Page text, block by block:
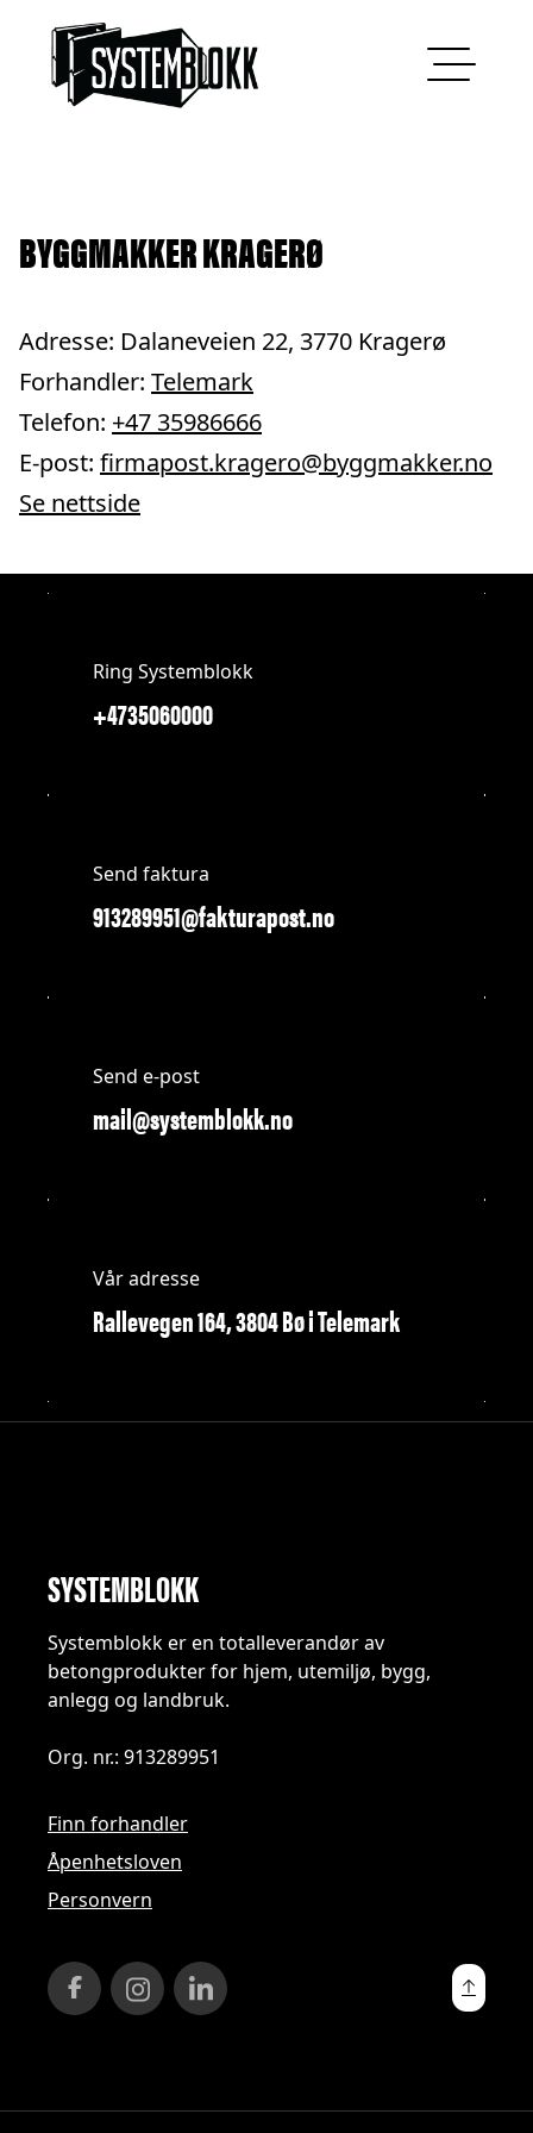
BYGGMAKKER KRAGERØ
Adresse: Dalaneveien 22, 3770 Kragerø
Forhandler: Telemark
Telefon: +47 35986666
E-post: firmapost.kragero@byggmakker.no
Se nettside
Ring Systemblokk
+4735060000
Send faktura
913289951@fakturapost.no
Send e-post
mail@systemblokk.no
Vår adresse
Rallevegen 164, 3804 Bø i Telemark
SYSTEMBLOKK
Systemblokk er en totalleverandør av
betongprodukter for hjem, utemiljø, bygg,
anlegg og landbruk.
Org. nr.: 913289951
Finn forhandler
Åpenhetsloven
Personvern